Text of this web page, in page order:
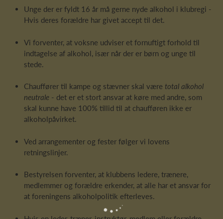
Unge der er fyldt 16 år må gerne nyde alkohol i klubregi -
Hvis deres forældre har givet accept til det.
Vi forventer, at voksne udviser et fornuftigt forhold til
indtagelse af alkohol, især når der er børn og unge til
stede.
Chauffører til kampe og stævner skal være total alkohol
neutrale - det er et stort ansvar at køre med andre, som
skal kunne have 100% tillid til at chaufføren ikke er
alkoholpåvirket.
Ved arrangementer og fester følger vi lovens
retningslinjer.
Bestyrelsen forventer, at klubbens ledere, trænere,
medlemmer og forældre erkender, at alle har et ansvar for
at foreningens alkoholpolitik efterleves.